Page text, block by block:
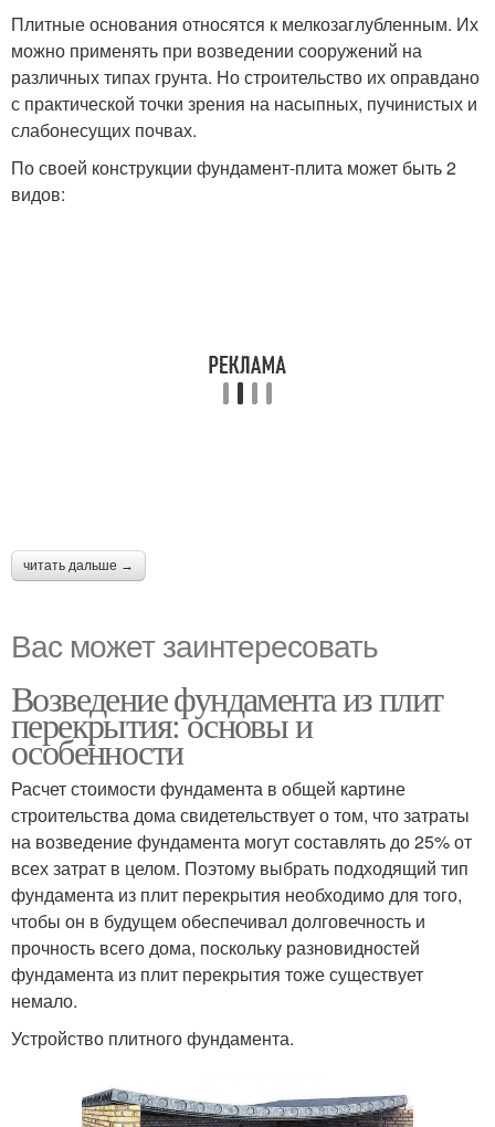
Плитные основания относятся к мелкозаглубленным. Их
можно применять при возведении сооружений на
различных типах грунта. Но строительство их оправдано
с практической точки зрения на насыпных, пучинистых и
слабонесущих почвах.
По своей конструкции фундамент-плита может быть 2
видов:
читать дальше →
Вас может заинтересовать
Возведение фундамента из плит
перекрытия: основы и
особенности
Расчет стоимости фундамента в общей картине
строительства дома свидетельствует о том, что затраты
на возведение фундамента могут составлять до 25% от
всех затрат в целом. Поэтому выбрать подходящий тип
фундамента из плит перекрытия необходимо для того,
чтобы он в будущем обеспечивал долговечность и
прочность всего дома, поскольку разновидностей
фундамента из плит перекрытия тоже существует
немало.
Устройство плитного фундамента.